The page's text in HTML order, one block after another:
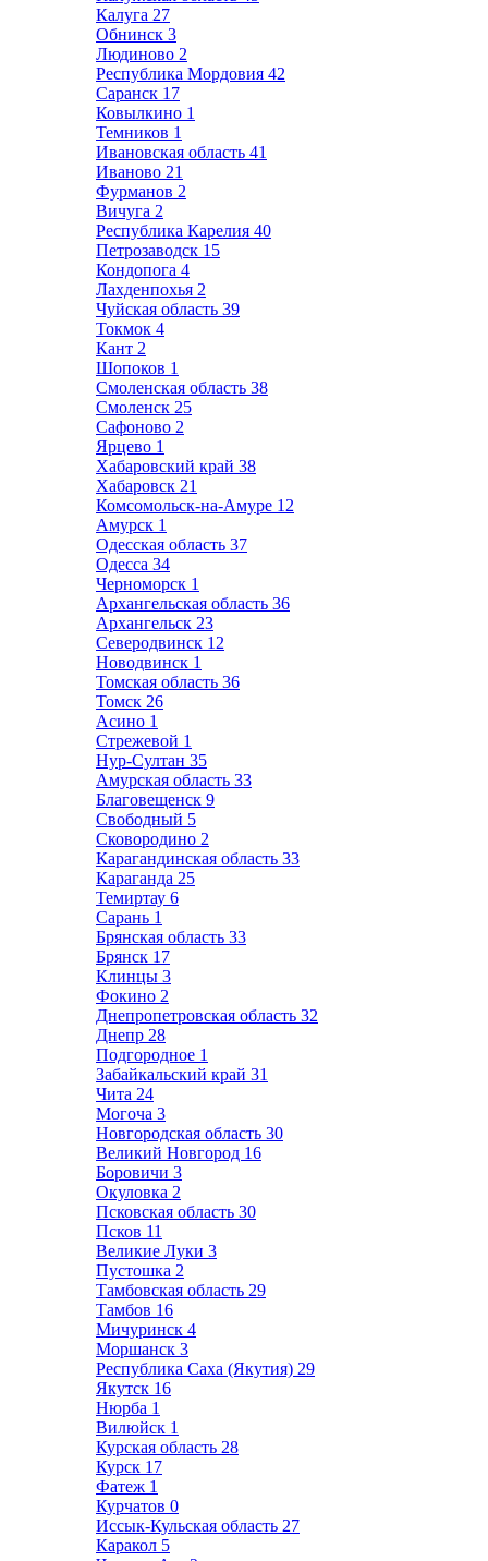
Калуга 27
Обнинск 3
Людиново 2
Республика Мордовия 42
Саранск 17
Ковылкино 1
Темников 1
Ивановская область 41
Иваново 21
Фурманов 2
Вичуга 2
Республика Карелия 40
Петрозаводск 15
Кондопога 4
Лахденпохья 2
Чуйская область 39
Токмок 4
Кант 2
Шопоков 1
Смоленская область 38
Смоленск 25
Сафоново 2
Ярцево 1
Хабаровский край 38
Хабаровск 21
Комсомольск-на-Амуре 12
Амурск 1
Одесская область 37
Одесса 34
Черноморск 1
Архангельская область 36
Архангельск 23
Северодвинск 12
Новодвинск 1
Томская область 36
Томск 26
Асино 1
Стрежевой 1
Нур-Султан 35
Амурская область 33
Благовещенск 9
Свободный 5
Сковородино 2
Карагандинская область 33
Караганда 25
Темиртау 6
Сарань 1
Брянская область 33
Брянск 17
Клинцы 3
Фокино 2
Днепропетровская область 32
Днепр 28
Подгородное 1
Забайкальский край 31
Чита 24
Могоча 3
Новгородская область 30
Великий Новгород 16
Боровичи 3
Окуловка 2
Псковская область 30
Псков 11
Великие Луки 3
Пустошка 2
Тамбовская область 29
Тамбов 16
Мичуринск 4
Моршанск 3
Республика Саха (Якутия) 29
Якутск 16
Нюрба 1
Вилюйск 1
Курская область 28
Курск 17
Фатеж 1
Курчатов 0
Иссык-Кульская область 27
Каракол 5